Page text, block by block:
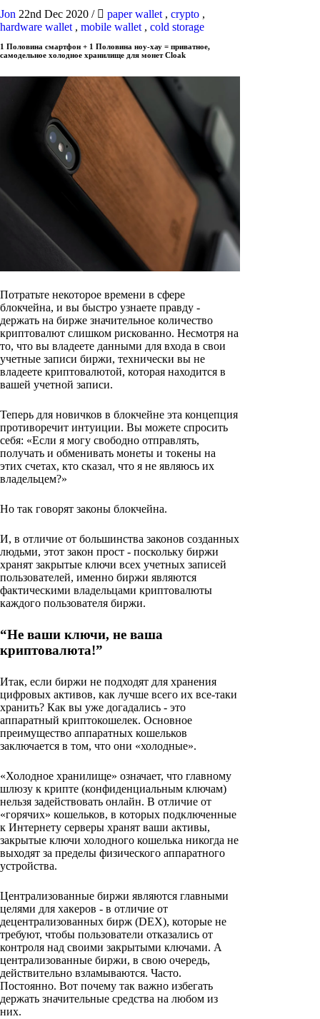
Jon 22nd Dec 2020 / paper wallet , crypto ,
hardware wallet , mobile wallet , cold storage
1 Половина смартфон + 1 Половина ноу-хау = приватное,
самодельное холодное хранилище для монет Cloak
Потратьте некоторое времени в сфере
блокчейна, и вы быстро узнаете правду -
держать на бирже значительное количество
криптовалют слишком рискованно. Несмотря на
то, что вы владеете данными для входа в свои
учетные записи биржи, технически вы не
владеете криптовалютой, которая находится в
вашей учетной записи.
Теперь для новичков в блокчейне эта концепция
противоречит интуиции. Вы можете спросить
себя: «Если я могу свободно отправлять,
получать и обменивать монеты и токены на
этих счетах, кто сказал, что я не являюсь их
владельцем?»
Но так говорят законы блокчейна.
И, в отличие от большинства законов созданных
людьми, этот закон прост - поскольку биржи
хранят закрытые ключи всех учетных записей
пользователей, именно биржи являются
фактическими владельцами криптовалюты
каждого пользователя биржи.
“Не ваши ключи, не ваша
криптовалюта!”
Итак, если биржи не подходят для хранения
цифровых активов, как лучше всего их все-таки
хранить? Как вы уже догадались - это
аппаратный криптокошелек. Основное
преимущество аппаратных кошельков
заключается в том, что они «холодные».
«Холодное хранилище» означает, что главному
шлюзу к крипте (конфиденциальным ключам)
нельзя задействовать онлайн. В отличие от
«горячих» кошельков, в которых подключенные
к Интернету серверы хранят ваши активы,
закрытые ключи холодного кошелька никогда не
выходят за пределы физического аппаратного
устройства.
Централизованные биржи являются главными
целями для хакеров - в отличие от
децентрализованных бирж (DEX), которые не
требуют, чтобы пользователи отказались от
контроля над своими закрытыми ключами. А
централизованные биржи, в свою очередь,
действительно взламываются. Часто.
Постоянно. Вот почему так важно избегать
держать значительные средства на любом из
них.